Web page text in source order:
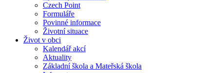
Czech Point
Formuláře
Povinné informace
Životní situace
Život v obci
Kalendář akcí
Aktuality
Základní škola a Mateřská škola